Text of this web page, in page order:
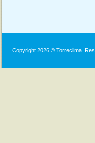
Copyright 2026 © Torreclima.